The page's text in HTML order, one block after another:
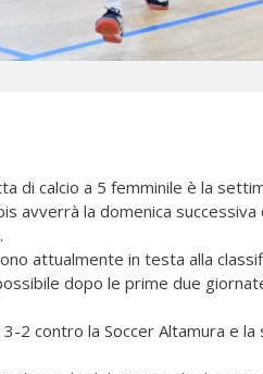
di calcio a 5 femminile è la
avverrà la domenica
attualmente in testa alla
dopo le prime due
2 contro la Soccer Altamura e